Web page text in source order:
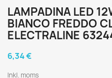
LAMPADINA LED
BIANCO FREDDO
ELECTRALINE
6,34 €
Inkl. moms